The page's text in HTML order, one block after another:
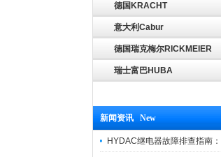
德国KRACHT
意大利Cabur
德国瑞克梅尔RICKMEIER
瑞士富巴HUBA
新闻资讯 New